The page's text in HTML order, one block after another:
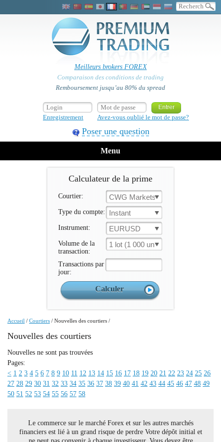
Meilleurs brokers FOREX
Comparaison des conditions de trading
Remboursement jusqu’au 80% du spread
Enregistrement Avez-vous oublié le mot de passe?
Poser une question
Menu
Calculateur de la prime
Courtier: CWG Markets
Type du compte: Instant
Instrument: EURUSD
Volume de la
transaction:
1 lot (1 000 un.)
Transactions par
jour:
Accueil / Courtiers / Nouvelles des courtiers /
Nouvelles des courtiers
Nouvelles ne sont pas trouvées
Pages:
< 1 2 3 4 5 6 7 8 9 10 11 12 13 14 15 16 17 18 19 20 21 22 23 24 25 26
27 28 29 30 31 32 33 34 35 36 37 38 39 40 41 42 43 44 45 46 47 48 49
50 51 52 53 54 55 56 57 58
Le commerce sur le marché Forex et sur les autres marchés
financiers est lié à un grand risque de perdre Votre dépôt initial et